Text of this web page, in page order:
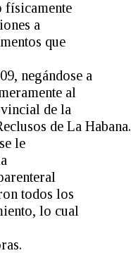
físicamente
a
que
negándose a
al
de la
de La Habana.
le
todos los
lo cual